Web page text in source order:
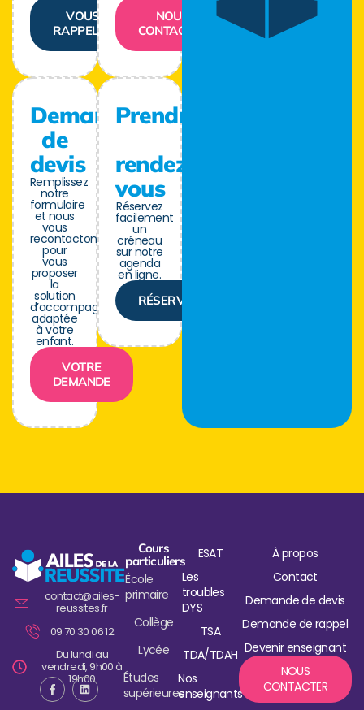
VOUS
RAPPELER
Demande
de
devis
Remplissez
notre
formulaire
et nous
vous
recontactons
pour
vous
proposer
la
solution
d’accompagnement
adaptée
à votre
enfant.
VOTRE
DEMANDE
NOUS
CONTACTER
Prendre
rendez-
vous
Réservez
facilement
un
créneau
sur notre
agenda
en ligne.
RÉSERVER
contact@ailes-
reussites.fr
09 70 30 06 12
Du lundi au
vendredi, 9h00 à
19h00
Cours
particuliers
École
primaire
Collège
Lycée
Études
supérieures
ESAT
Les
troubles
DYS
TSA
TDA/TDAH
Nos
enseignants
À propos
Contact
Demande de devis
Demande de rappel
Devenir enseignant
NOUS
CONTACTER